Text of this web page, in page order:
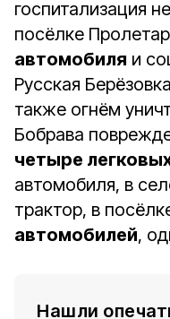
госпитализация
посёлке
автомобиля и
Русская
также огнём
Бобрава
четыре
автомобиля, в
трактор, в
автомобилей,
Нашли